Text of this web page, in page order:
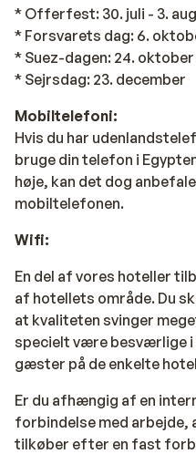
* Offerfest: 30. juli - 3.
* Forsvarets dag: 6.
* Suez-dagen: 24. oktober
* Sejrsdag: 23. december
Mobiltelefoni:
Hvis du har
bruge din telefon i
høje, kan det dog
mobiltelefonen.
Wifi:
En del af vores hoteller
af hotellets område. Du
at kvaliteten svinger
specielt være besværlige i
gæster på de enkelte
Er du afhængig af en
forbindelse med arbejde,
tilkøber efter en fast